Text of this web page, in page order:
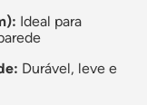
Ideal para
Durável, leve e